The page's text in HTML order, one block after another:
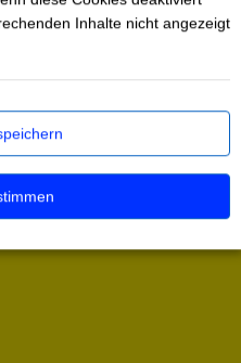
Rassismus,
Inhalte nicht angezeigt